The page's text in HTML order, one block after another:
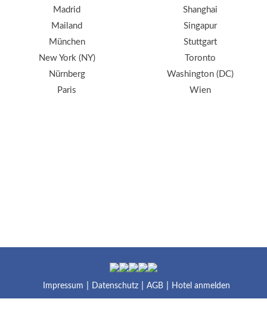
Madrid
Mailand
München
New York (NY)
Nürnberg
Paris
Shanghai
Singapur
Stuttgart
Toronto
Washington (DC)
Wien
Impressum Datenschutz AGB Hotel anmelden